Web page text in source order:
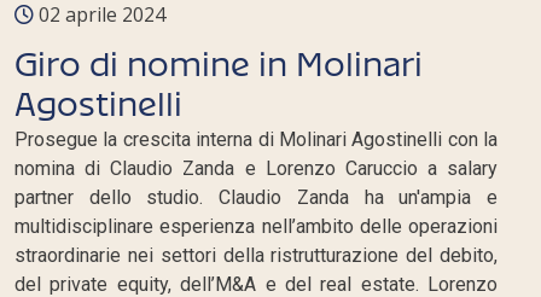
02 aprile 2024
Giro di nomine in Molinari
Agostinelli
Prosegue la crescita interna di Molinari Agostinelli con la
nomina di Claudio Zanda e Lorenzo Caruccio a salary
partner dello studio. Claudio Zanda ha un'ampia e
multidisciplinare esperienza nell’ambito delle operazioni
straordinarie nei settori della ristrutturazione del debito,
del private equity, dell’M&A e del real estate. Lorenzo